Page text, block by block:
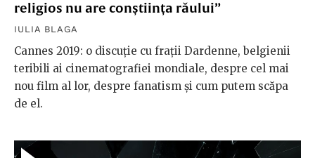
religios nu are conștiința răului”
IULIA BLAGA
Cannes 2019: o discuție cu frații Dardenne, belgienii
teribili ai cinematografiei mondiale, despre cel mai
nou film al lor, despre fanatism și cum putem scăpa
de el.